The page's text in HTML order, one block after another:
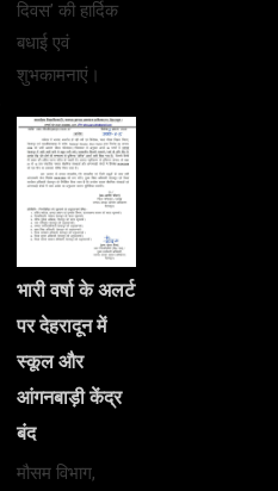
दिवस’ की हार्दिक
बधाई एवं
शुभकामनाएं।
भारी वर्षा के अलर्ट
पर देहरादून में
स्कूल और
आंगनबाड़ी केंद्र
बंद
मौसम विभाग,